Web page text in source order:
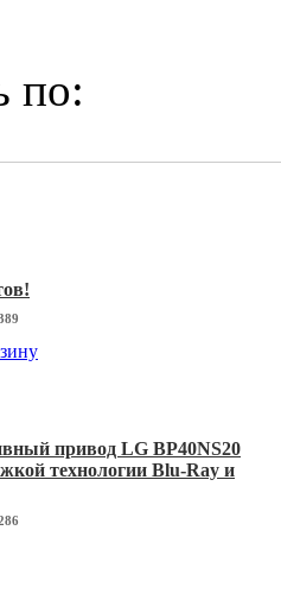
по:
привод LG BP40NS20
технологии Blu-Ray и